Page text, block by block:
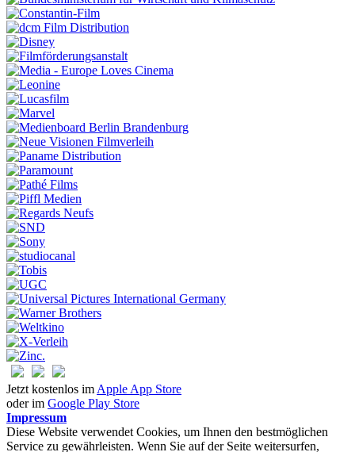
Jetzt kostenlos im Apple App Store
oder im Google Play Store
Impressum
Diese Website verwendet Cookies, um Ihnen den bestmöglichen
Service zu gewährleisten. Wenn Sie auf der Seite weitersurfen,